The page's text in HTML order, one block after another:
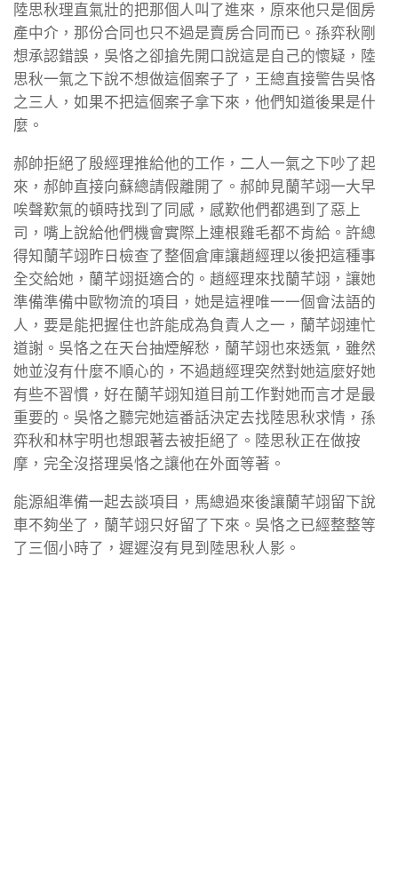
陸思秋理直氣壯的把那個人叫了進來，原來他只是個房
產中介，那份合同也只不過是賣房合同而已。孫弈秋剛
想承認錯誤，吳恪之卻搶先開口說這是自己的懷疑，陸
思秋一氣之下說不想做這個案子了，王總直接警告吳恪
之三人，如果不把這個案子拿下來，他們知道後果是什
麼。
郝帥拒絕了殷經理推給他的工作，二人一氣之下吵了起
來，郝帥直接向蘇總請假離開了。郝帥見蘭芊翊一大早
唉聲歎氣的頓時找到了同感，感歎他們都遇到了惡上
司，嘴上說給他們機會實際上連根雞毛都不肯給。許總
得知蘭芊翊昨日檢查了整個倉庫讓趙經理以後把這種事
全交給她，蘭芊翊挺適合的。趙經理來找蘭芊翊，讓她
準備準備中歐物流的項目，她是這裡唯一一個會法語的
人，要是能把握住也許能成為負責人之一，蘭芊翊連忙
道謝。吳恪之在天台抽煙解愁，蘭芊翊也來透氣，雖然
她並沒有什麼不順心的，不過趙經理突然對她這麼好她
有些不習慣，好在蘭芊翊知道目前工作對她而言才是最
重要的。吳恪之聽完她這番話決定去找陸思秋求情，孫
弈秋和林宇明也想跟著去被拒絕了。陸思秋正在做按
摩，完全沒搭理吳恪之讓他在外面等著。
能源組準備一起去談項目，馬總過來後讓蘭芊翊留下說
車不夠坐了，蘭芊翊只好留了下來。吳恪之已經整整等
了三個小時了，遲遲沒有見到陸思秋人影。